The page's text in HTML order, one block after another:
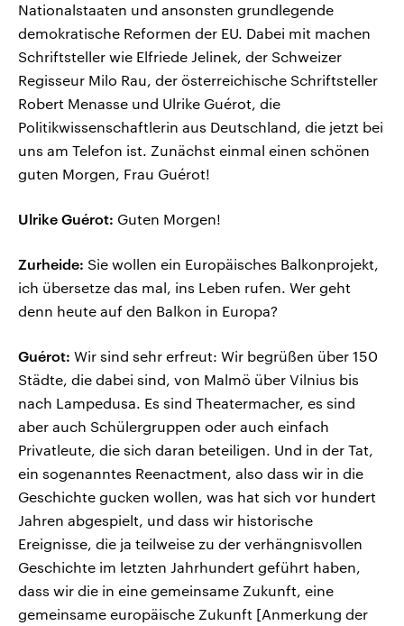
Nationalstaaten und ansonsten grundlegende
demokratische Reformen der EU. Dabei mit machen
Schriftsteller wie Elfriede Jelinek, der Schweizer
Regisseur Milo Rau, der österreichische Schriftsteller
Robert Menasse und Ulrike Guérot, die
Politikwissenschaftlerin aus Deutschland, die jetzt bei
uns am Telefon ist. Zunächst einmal einen schönen
guten Morgen, Frau Guérot!
Ulrike Guérot: Guten Morgen!
Zurheide: Sie wollen ein Europäisches Balkonprojekt,
ich übersetze das mal, ins Leben rufen. Wer geht
denn heute auf den Balkon in Europa?
Guérot: Wir sind sehr erfreut: Wir begrüßen über 150
Städte, die dabei sind, von Malmö über Vilnius bis
nach Lampedusa. Es sind Theatermacher, es sind
aber auch Schülergruppen oder auch einfach
Privatleute, die sich daran beteiligen. Und in der Tat,
ein sogenanntes Reenactment, also dass wir in die
Geschichte gucken wollen, was hat sich vor hundert
Jahren abgespielt, und dass wir historische
Ereignisse, die ja teilweise zu der verhängnisvollen
Geschichte im letzten Jahrhundert geführt haben,
dass wir die in eine gemeinsame Zukunft, eine
gemeinsame europäische Zukunft [Anmerkung der